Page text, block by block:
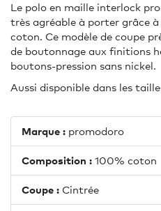
Le polo en maille interlock
très agréable à porter grâce
coton. Ce modèle de coupe
de boutonnage aux finitions
boutons-pression sans nickel.
Aussi disponible dans les
Marque : promodoro
Composition : 100% coton
Coupe : Cintrée